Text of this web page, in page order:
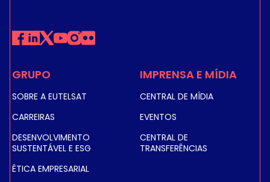
GRUPO
SOBRE A EUTELSAT
CARREIRAS
DESENVOLVIMENTO
SUSTENTÁVEL E ESG
ÉTICA EMPRESARIAL
IMPRENSA E MÍDIA
CENTRAL DE MÍDIA
EVENTOS
CENTRAL DE
TRANSFERÊNCIAS